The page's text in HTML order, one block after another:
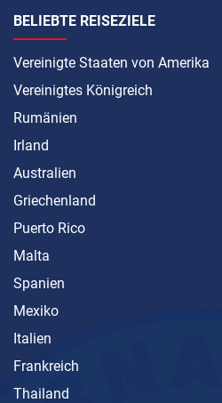
BELIEBTE REISEZIELE
Vereinigte Staaten von Amerika
Vereinigtes Königreich
Rumänien
Irland
Australien
Griechenland
Puerto Rico
Malta
Spanien
Mexiko
Italien
Frankreich
Thailand